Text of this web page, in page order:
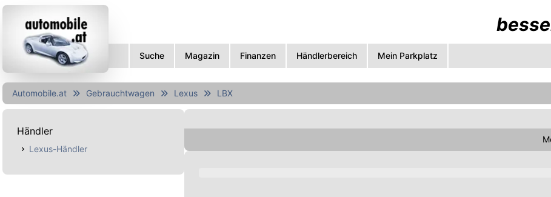
Suche Magazin Finanzen Händlerbereich Mein Parkplatz
Automobile.at Gebrauchtwagen Lexus LBX
Händler
Lexus-Händler